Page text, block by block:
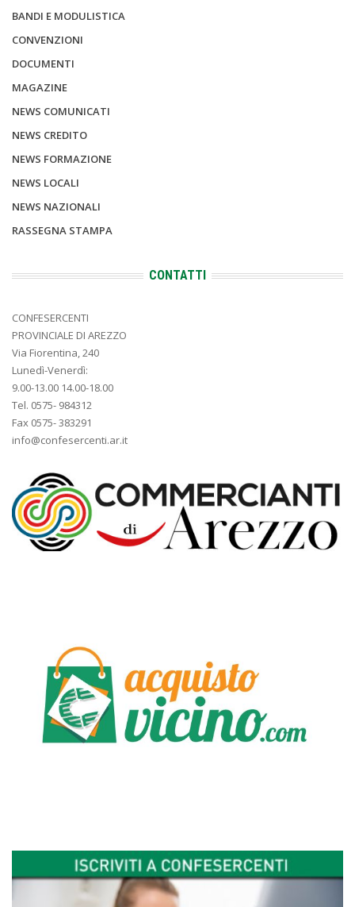
BANDI E MODULISTICA
CONVENZIONI
DOCUMENTI
MAGAZINE
NEWS COMUNICATI
NEWS CREDITO
NEWS FORMAZIONE
NEWS LOCALI
NEWS NAZIONALI
RASSEGNA STAMPA
CONTATTI
CONFESERCENTI
PROVINCIALE DI AREZZO
Via Fiorentina, 240
Lunedì-Venerdì:
9.00-13.00 14.00-18.00
Tel. 0575- 984312
Fax 0575- 383291
info@confesercenti.ar.it